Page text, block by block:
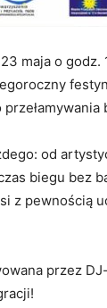
maja o
od
biegu bez
z pewnością
przez